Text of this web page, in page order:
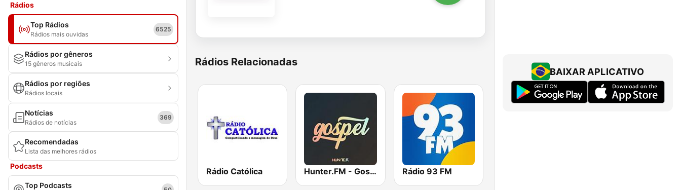
Rádios
Top Rádios
Rádios mais ouvidas
6525
Rádios por gêneros
15 gêneros musicais
Rádios por regiões
Rádios locais
Notícias
Rádios de notícias
369
Recomendadas
Lista das melhores rádios
Podcasts
Top Podcasts
Rádios Relacionadas
Rádio Católica Hunter.FM - Gospel Rádio 93 FM
BAIXAR APLICATIVO